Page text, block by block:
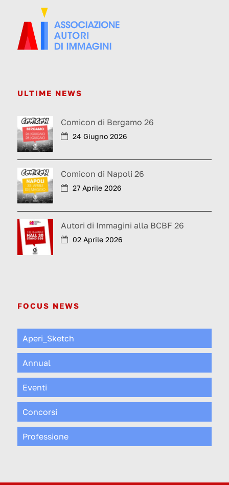
ULTIME NEWS
Comicon di Bergamo 26
24 Giugno 2026
Comicon di Napoli 26
27 Aprile 2026
Autori di Immagini alla BCBF 26
02 Aprile 2026
FOCUS NEWS
Aperi_Sketch
Annual
Eventi
Concorsi
Professione